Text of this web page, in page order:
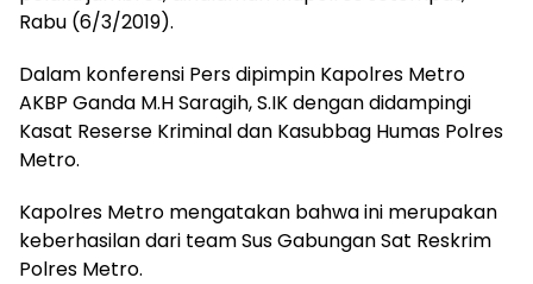
Rabu (6/3/2019).
Dalam konferensi Pers dipimpin Kapolres Metro
AKBP Ganda M.H Saragih, S.IK dengan didampingi
Kasat Reserse Kriminal dan Kasubbag Humas Polres
Metro.
Kapolres Metro mengatakan bahwa ini merupakan
keberhasilan dari team Sus Gabungan Sat Reskrim
Polres Metro.